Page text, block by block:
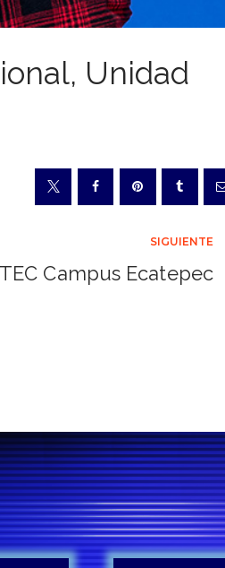
Unidad
SIGUIENTE
Campus Ecatepec